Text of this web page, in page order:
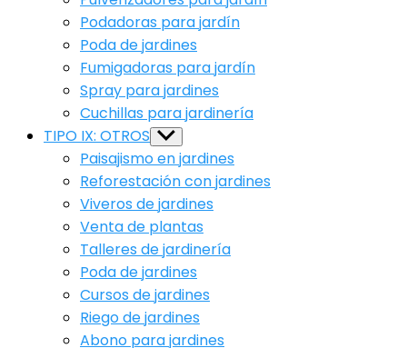
Podadoras para jardín
Poda de jardines
Fumigadoras para jardín
Spray para jardines
Cuchillas para jardinería
TIPO IX: OTROS Show
sub
menu
Paisajismo en jardines
Reforestación con jardines
Viveros de jardines
Venta de plantas
Talleres de jardinería
Poda de jardines
Cursos de jardines
Riego de jardines
Abono para jardines